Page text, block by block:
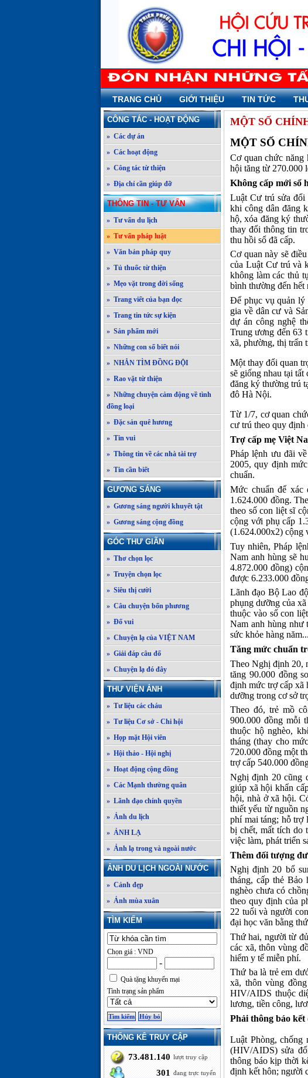
TRANG CHỦ GIỚI THIỆU TIN TỨC
CÔNG TÁC - HOẠT ĐỘNG
» Các dự án
» Các hoạt động
» Công tác từ thiện
» Địa chỉ cần giúp đỡ
THÔNG TIN - TƯ VẤN
» Tư vấn du lịch
» Tư vấn pháp luật
» Văn bản pháp quy
» Tủ thuốc từ thiện
» Mẹo vặt trong đời sống
» Trang viết của bạn đọc
» Trang tin tức sự kiện
» Sản phẩm mới
» Những con số biết nói
» NHẮN TÌM ĐỒNG ĐỘI
» Rao vặt từ thiện
» Những chuyện cảm động về tình
đồng loại
» Đặc sản quê hương
» Tin vui
» Thông tin về các nhà tài trợ
» Tin cần biết
GƯƠNG SÁNG
» Gương sáng người khuyết tật
» Gương sáng cộng đồng
GÓC THƯ GIÃN
» Thơ chọn lọc
» Truyện chọn lọc
» Siêu thị cười
» Câu chuyện bốn phương
» Đố vui
» Chuyện lạ của VIỆT NAM
» Giải đáp câu đố
» Chuyện lạ đó đây
THƯ VIỆN ẢNH
» Tư liệu các cháu
» Tư liệu Cơ sở - Chi hội
» Họp mặt Hội viên
» Hội thảo - Hội nghị
» Hoạt động cộng đồng
» Các Mạnh thường quân
» Lãnh đạo chính quyền
» Ảnh du lịch
» ẢNH LẠ
» Ảnh lạ trong và ngoài nước
ẢNH DU LỊCH NGOÀI NƯỚC
» Cảnh đẹp
» Ảnh mùa xuân
TÌM KIẾM
Chọn giá : VND
-
Quà tặng khuyến mại
Tình trạng sản phẩm
THỐNG KÊ TRUY CẬP
73.481.140 lượt truy cập
301 đang trực tuyến
MỘT SỐ
MỘT SỐ
Cơ quan chức năng
hội tăng từ 270.000
Không cấp mới sổ
Luật Cư trú sửa đổi
khi công dân đăng
hộ, xóa đăng ký
thay đổi thông tin
thu hồi sổ đã cấp.
Cơ quan này sẽ
của Luật Cư trú và
không làm các thủ
bình thường đến hết
Để phục vụ quản lý
gia về dân cư và
dự án công nghệ
Trung ương đến 63
xã, phường, thị trấn
Một thay đổi quan
sẽ giống nhau tại
đăng ký thường trú
đô Hà Nội.
Từ 1/7, cơ quan
cư trú theo quy định
Trợ cấp mẹ Việt
Pháp lệnh ưu đãi
2005, quy định
chuẩn.
Mức chuẩn để xác
1.624.000 đồng.
theo số con liệt sĩ
cộng với phụ cấp
(1.624.000x2) cộng
Tuy nhiên, Pháp
Nam anh hùng sẽ
4.872.000 đồng)
được 6.233.000
Lãnh đạo Bộ Lao
phụng dưỡng của
thuộc vào số con
Nam anh hùng như
sức khỏe hàng năm...
Tăng mức chuẩn
Theo Nghị định 20,
tăng 90.000 đồng
định mức trợ cấp xã
dưỡng trong cơ sở
Theo đó, trẻ mồ
900.000 đồng mỗi
thuộc hộ nghèo,
tháng (thay cho
720.000 đồng một
trợ cấp 540.000
Nghị định 20 cũng
giúp xã hội khẩn
hội, nhà ở xã hội.
thiết yếu từ nguồn
phí mai táng; hỗ trợ
bị chết, mất tích do
việc làm, phát triển
Thêm đối tượng
Nghị định 20 bổ
tháng, cấp thẻ
nghèo chưa có
theo quy định của
22 tuổi và người
đại học văn bằng
Thứ hai, người từ
các xã, thôn vùng
hiểm y tế miễn phí.
Thứ ba là trẻ em
xã, thôn vùng
HIV/AIDS thuộc
lương, tiền công,
Phải thông báo
Luật Phòng, chống
(HIV/AIDS) sửa
thông báo kịp thời
định kết hôn; người